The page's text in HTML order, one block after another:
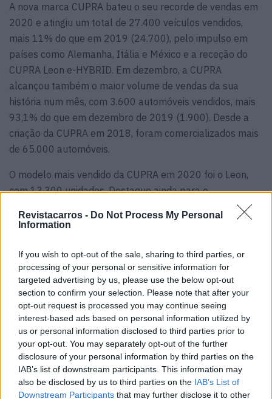
Revistacarros - Do Not Process My Personal
Information
If you wish to opt-out of the sale, sharing to third parties, or
processing of your personal or sensitive information for
targeted advertising by us, please use the below opt-out
section to confirm your selection. Please note that after your
opt-out request is processed you may continue seeing
interest-based ads based on personal information utilized by
us or personal information disclosed to third parties prior to
your opt-out. You may separately opt-out of the further
disclosure of your personal information by third parties on the
IAB’s list of downstream participants. This information may
also be disclosed by us to third parties on the IAB’s List of
Downstream Participants that may further disclose it to other
A nova marca CUPRA bateu o seu recorde de vendas em
2020 e atingiu um total de 27.400 veículos vendidos,
mais 11% do que em 2019 (24.700), pelo impulso em
países como Alemanha, Itália e México e a receção do
CUPRA Leon e-HYBRID. Em dezembro, a CUPRA
alcançou também o maior volume de vendas da sua
história num mês, com 3.600 automóveis vendidos, mais
93,1% do que em dezembro de 2019 (1.900). Desde a
criação da CUPRA em 2018, foram comercializados mais
de 65.000 automóveis.
O modelo mais vendido da CUPRA em 2020 foi o Leon,
com 13.300 unidades. Destaque ainda para o
desempenho do CUPRA Ateca, com 10.500 veículos
vendidos, e do novo Formentor, dos quais 3.600 unidades
ano.